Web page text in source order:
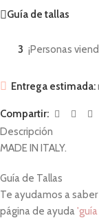
Guía de tallas
3 ¡Personas
Entrega estimada:
Compartir:
Descripción
MADE IN ITALY.
Guía de Tallas
Te ayudamos a
página de ayuda